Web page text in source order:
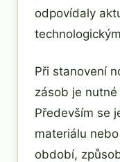
odpovídaly
Při stanovení
zásob je
Především se
materiálu
období,